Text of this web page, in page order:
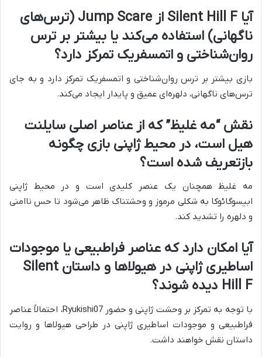
آیا Silent Hill F از Jump Scare (ترس‌های
ناگهانی) استفاده می‌کند یا بیشتر بر ترس
روان‌شناختی و اتمسفریک تمرکز دارد؟
بازی بیشتر بر ترس روان‌شناختی و اتمسفریک تمرکز دارد و به جای
ترس‌های ناگهانی، دلهره‌ای عمیق و پایدار ایجاد می‌کند.
نقش “مه غلیظ” که از عناصر اصلی سایلنت
هیل است، در محیط ژاپنی بازی چگونه
بازتعریف شده است؟
مه غلیظ همچنان یک عنصر کلیدی است و در محیط ژاپنی
ابیسوگائوکا به شکلی مرموز و وحشتناک ظاهر می‌شود تا حس ناامنی
و دلهره را تشدید کند.
آیا امکان دارد که عناصر فراطبیعی یا موجودات
اساطیری ژاپنی در هیولاها و داستان Silent
Hill F دیده شوند؟
با توجه به تمرکز بر وحشت ژاپنی و حضور Ryukishi07، احتمالاً عناصر
فراطبیعی و موجودات اساطیری ژاپنی در طراحی هیولاها و روایت
داستان نقش خواهند داشت.